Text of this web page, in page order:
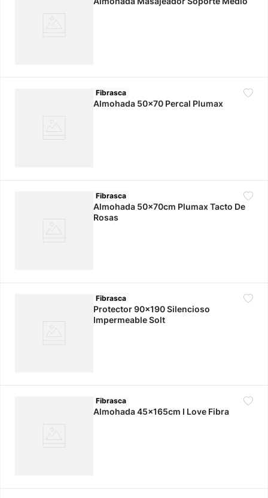
Fibrasca
Almohada 50x70 Percal Plumax
Fibrasca
Almohada 50x70cm Plumax Tacto De
Rosas
Fibrasca
Protector 90x190 Silencioso
Impermeable Solt
Fibrasca
Almohada 45x165cm I Love Fibra